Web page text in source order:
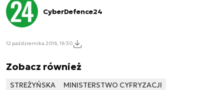
CyberDefence24
12 października 2016, 16:30
Zobacz również
STREŻYŃSKA
MINISTERSTWO CYFRYZACJI